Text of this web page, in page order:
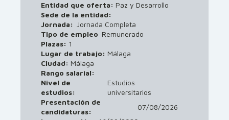
Entidad que oferta: Paz y Desarrollo
Sede de la entidad:
Jornada: Jornada Completa
Tipo de empleo Remunerado
Plazas: 1
Lugar de trabajo: Málaga
Ciudad: Málaga
Rango salarial:
Nivel de
estudios:
Estudios
universitarios
Presentación de
candidaturas:
07/08/2026